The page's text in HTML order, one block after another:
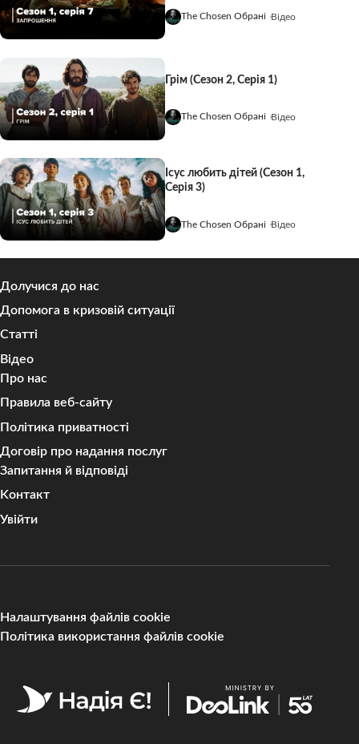
The Chosen Обрані Відео
Грім (Сезон 2, Серія 1)
The Chosen Обрані Відео
Ісус любить дітей (Сезон 1,
Серія 3)
The Chosen Обрані Відео
Долучися до нас
Допомога в кризовій ситуації
Статті
Відео
Про нас
Правила веб-сайту
Політика приватності
Договір про надання послуг
Запитання й відповіді
Kонтакт
Увійти
Налаштування файлів cookie
Політика використання файлів cookie